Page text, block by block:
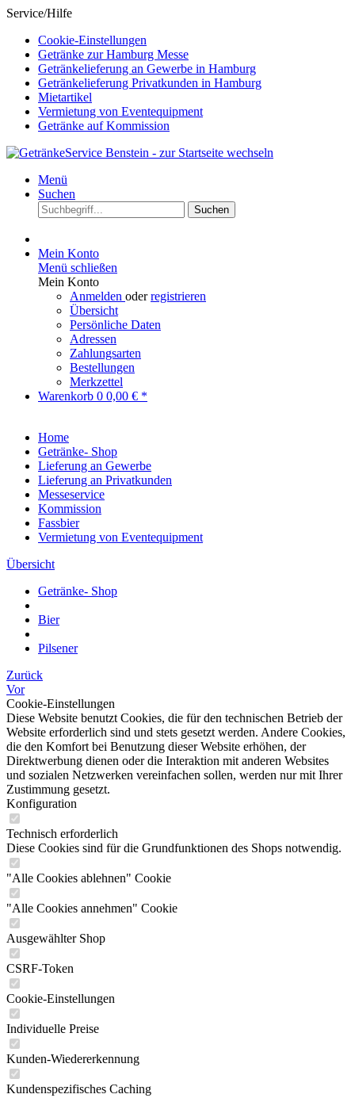
Service/Hilfe
Cookie-Einstellungen
Getränke zur Hamburg Messe
Getränkelieferung an Gewerbe in Hamburg
Getränkelieferung Privatkunden in Hamburg
Mietartikel
Vermietung von Eventequipment
Getränke auf Kommission
Menü
Suchen
Suchen
Mein Konto
Menü schließen
Mein Konto
Anmelden oderregistrieren
Übersicht
Persönliche Daten
Adressen
Zahlungsarten
Bestellungen
Merkzettel
Warenkorb 0 0,00 € *
Home
Getränke- Shop
Lieferung an Gewerbe
Lieferung an Privatkunden
Messeservice
Kommission
Fassbier
Vermietung von Eventequipment
Übersicht
Getränke- Shop
Bier
Pilsener
Zurück
Vor
Cookie-Einstellungen
Diese Website benutzt Cookies, die für den technischen Betrieb der
Website erforderlich sind und stets gesetzt werden. Andere Cookies,
die den Komfort bei Benutzung dieser Website erhöhen, der
Direktwerbung dienen oder die Interaktion mit anderen Websites
und sozialen Netzwerken vereinfachen sollen, werden nur mit Ihrer
Zustimmung gesetzt.
Konfiguration
Technisch erforderlich
Diese Cookies sind für die Grundfunktionen des Shops notwendig.
"Alle Cookies ablehnen" Cookie
"Alle Cookies annehmen" Cookie
Ausgewählter Shop
CSRF-Token
Cookie-Einstellungen
Individuelle Preise
Kunden-Wiedererkennung
Kundenspezifisches Caching